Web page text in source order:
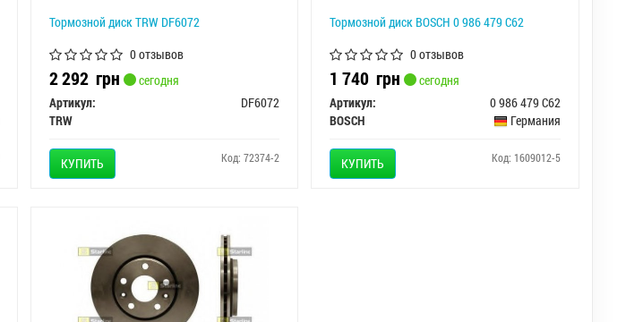
Тормозной диск TRW DF6072
0 отзывов
2 292 грн
сегодня
Артикул:
DF6072
TRW
КУПИТЬ Код: 72374-2
Тормозной диск BOSCH 0 986 479 C62
0 отзывов
1 740грн
сегодня
Артикул:
0 986 479 C62
BOSCH
Германия
КУПИТЬ Код: 1609012-5